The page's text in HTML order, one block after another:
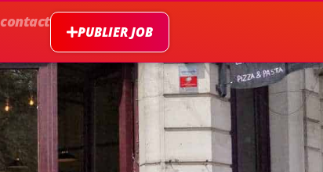
contact
PUBLIER JOB